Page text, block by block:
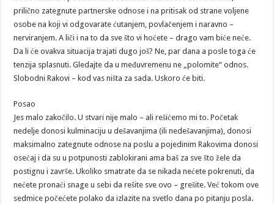
prilično zategnute partnerske odnose i na pritisak od strane voljene
osobe na koji vi odgovarate ćutanjem, povlačenjem i naravno –
nerviranjem. A liči i na to da sve što vi hoćete – drago vam biće neće.
Da li će ovakva situacija trajati dugo još? Ne, par dana a posle toga će
tenzija splasnuti. Gledajte da u međuvremenu ne „polomite“ odnos.
Slobodni Rakovi – kod vas ništa za sada. Uskoro će biti.
Posao
Jes malo zakočilo. U stvari nije malo – ali rešićemo mi to. Početak
nedelje donosi kulminaciju u dešavanjima (ili nedešavanjima), donosi
maksimalno zategnute odnose na poslu a pojedinim Rakovima donosi
osećaj i da su u potpunosti zablokirani ama baš za sve što žele da
postignu i završe. Ukoliko smatrate da se nikada nećete pokrenuti, da
nećete pronaći snage u sebi da rešite sve ovo – grešite. Već tokom ove
sedmice počećete polako da izlazite na svetlo dana po pitanju posla.